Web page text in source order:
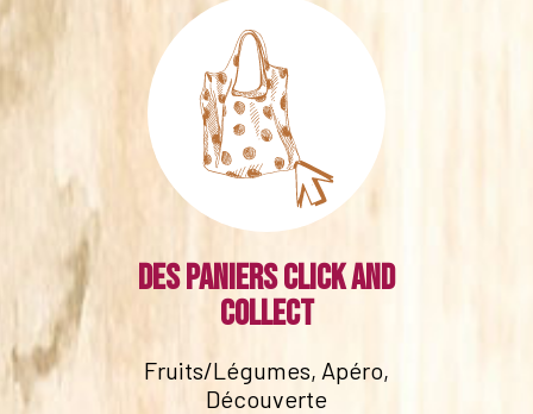
Des paniers click and
collect
Fruits/Légumes, Apéro,
Découverte